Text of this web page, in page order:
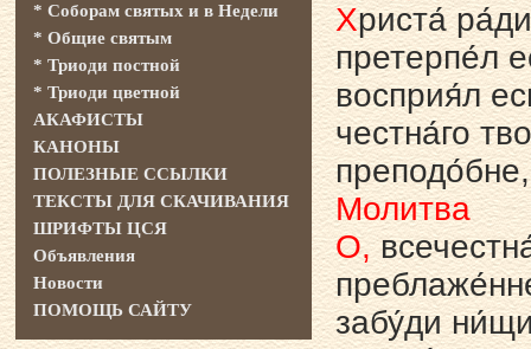
Христа́
претерпе́л
восприя́л
честна́го
Молитва
О,
забу́ди
* Соборам святых и в Недели
* Общие святым
* Триоди постной
* Триоди цветной
АКАФИСТЫ
КАНОНЫ
ПОЛЕЗНЫЕ ССЫЛКИ
ТЕКСТЫ ДЛЯ СКАЧИВАНИЯ
ШРИФТЫ ЦСЯ
Объявления
Новости
ПОМОЩЬ САЙТУ